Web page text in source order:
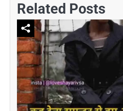
Related Posts